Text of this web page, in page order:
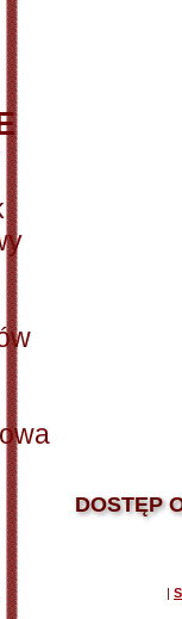
DOSTĘP
|